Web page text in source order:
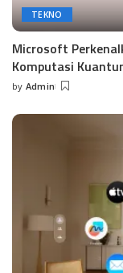
TEKNO
Microsoft
Komputasi
Posted
by Admin